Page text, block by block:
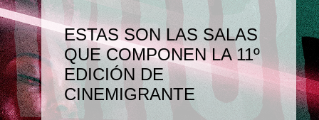
ESTAS SON LAS SALAS
QUE COMPONEN LA 11º
EDICIÓN DE
CINEMIGRANTE
SE VIENE LA 11º EDICIÓN
DE CINEMIGRANTE
Este año, CineMigrante se une a
CURRENTS.FM para desarrollar una
experiencia online a través de una
ABRIMOS LOS
ARCHIVOS
AGENDA MIGRANTE 2020
LLEGAMOS, CRUZAMOS
ESTE 2019